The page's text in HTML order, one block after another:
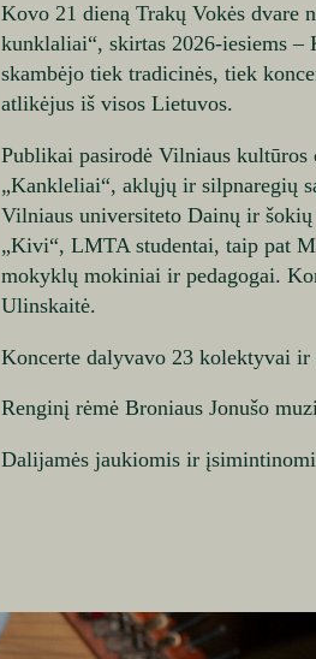
Kovo 21 dieną Trakų Vokės dvare
kunklaliai“, skirtas 2026-iesiems
skambėjo tiek tradicinės, tiek
atlikėjus iš visos Lietuvos.
Publikai pasirodė Vilniaus kultūros
„Kankleliai“, aklųjų ir silpnaregių
Vilniaus universiteto Dainų ir
„Kivi“, LMTA studentai, taip pat
mokyklų mokiniai ir pedagogai.
Ulinskaitė.
Koncerte dalyvavo 23 kolektyvai
Renginį rėmė Broniaus Jonušo
Dalijamės jaukiomis ir